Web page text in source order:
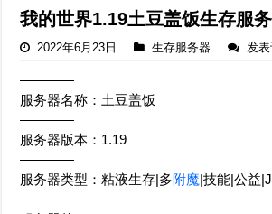
我的世界1.19土豆盖饭生存服
2022年6月23日 生存服务器 发
————
服务器名称：土豆盖饭
————
服务器版本：1.19
————
服务器类型：粘液生存|多附魔|技能|公益
————